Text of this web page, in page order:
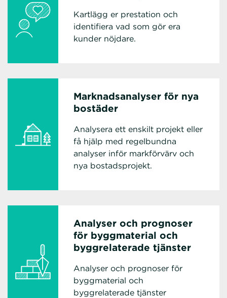
Kartlägg er prestation och
identifiera vad som gör era
kunder nöjdare.
Marknadsanalyser för nya
bostäder
Analysera ett enskilt projekt eller
få hjälp med regelbundna
analyser inför markförvärv och
nya bostadsprojekt.
Analyser och prognoser
för byggmaterial och
byggrelaterade tjänster
Analyser och prognoser för
byggmaterial och
byggrelaterade tjänster